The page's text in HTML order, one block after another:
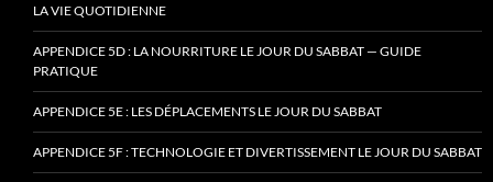
LA VIE QUOTIDIENNE
APPENDICE 5D : LA NOURRITURE LE JOUR DU SABBAT — GUIDE
PRATIQUE
APPENDICE 5E : LES DÉPLACEMENTS LE JOUR DU SABBAT
APPENDICE 5F : TECHNOLOGIE ET DIVERTISSEMENT LE JOUR DU SABBAT